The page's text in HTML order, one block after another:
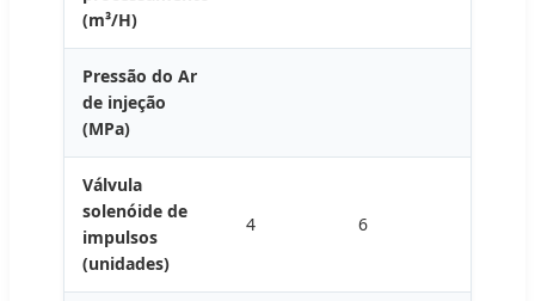
(m³/H)
Pressão do Ar
de injeção
(MPa)
Válvula
solenóide de
impulsos
(unidades)
4 6